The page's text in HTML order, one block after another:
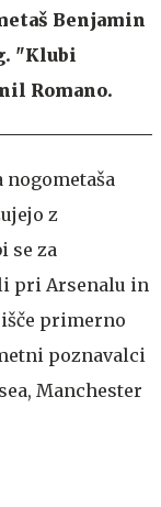
Benjamin
"Klubi
Romano.
z
se za
pri Arsenalu in
primerno
poznavalci
Manchester